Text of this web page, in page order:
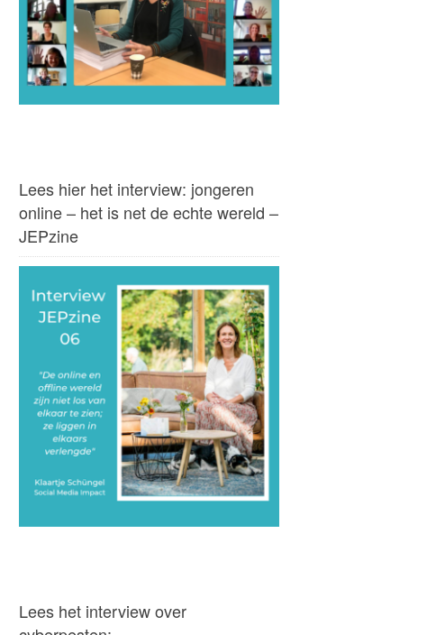
Lees hier het interview: jongeren
online – het is net de echte wereld –
JEPzine
Lees het interview over